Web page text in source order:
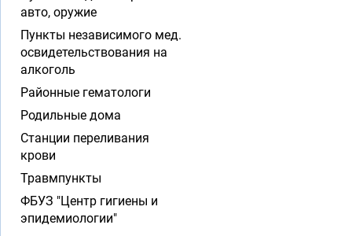
авто, оружие
Пункты независимого мед.
освидетельствования на
алкоголь
Районные гематологи
Родильные дома
Станции переливания
крови
Травмпункты
ФБУЗ "Центр гигиены и
эпидемиологии"